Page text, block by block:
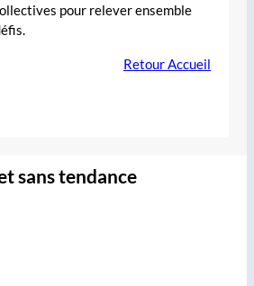
pour relever ensemble
Retour Accueil
sans tendance